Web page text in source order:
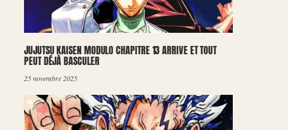
JUJUTSU KAISEN MODULO CHAPITRE 13 ARRIVE ET TOUT
PEUT DÉJÀ BASCULER
25 novembre 2025